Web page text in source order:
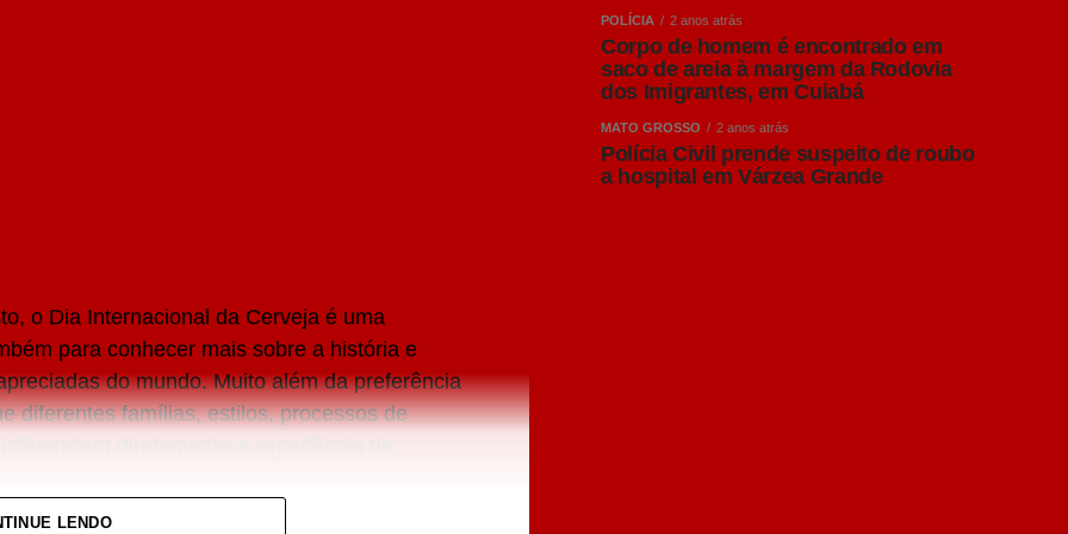
o Dia Internacional da Cerveja é uma
para conhecer mais sobre a história e
do mundo. Muito além da preferência
diferentes famílias, estilos, processos de
LENDO
POLÍCIA 2 anos atrás
Corpo de homem é encontrado em
saco de areia à margem da Rodovia
dos Imigrantes, em Cuiabá
MATO GROSSO 2 anos atrás
Polícia Civil prende suspeito de roubo
a hospital em Várzea Grande